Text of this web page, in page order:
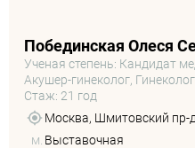
Побединская Олеся
Ученая степень: Кандидат
Акушер-гинеколог,
Стаж: 21 год
Москва, Шмитовский пр-
м. Выставочная